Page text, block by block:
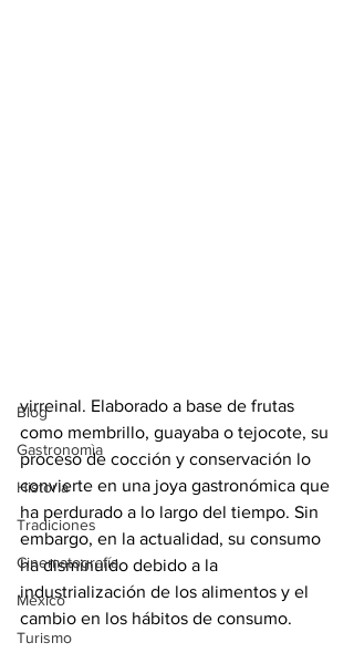
Blog
Gastronomìa
Historia
Tradiciones
Cinematografía
México
Turismo
virreinal. Elaborado a base de frutas
como membrillo, guayaba o tejocote, su
proceso de cocción y conservación lo
convierte en una joya gastronómica que
ha perdurado a lo largo del tiempo. Sin
embargo, en la actualidad, su consumo
ha disminuido debido a la
industrialización de los alimentos y el
cambio en los hábitos de consumo.